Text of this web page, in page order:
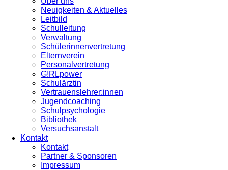
Neuigkeiten & Aktuelles
Leitbild
Schulleitung
Verwaltung
Schülerinnenvertretung
Elternverein
Personalvertretung
G!RLpower
Schulärztin
Vertrauenslehrer:innen
Jugendcoaching
Schulpsychologie
Bibliothek
Versuchsanstalt
Kontakt
Kontakt
Partner & Sponsoren
Impressum